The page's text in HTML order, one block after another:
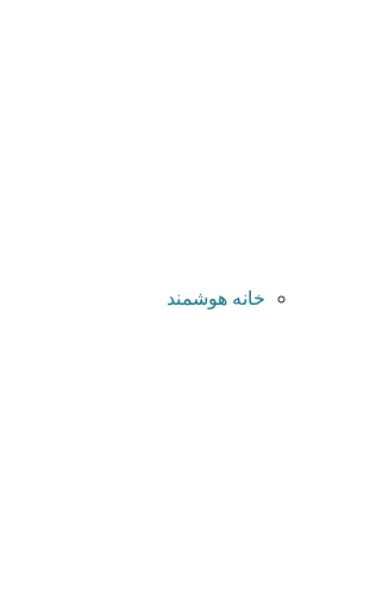
خانه هوشمند